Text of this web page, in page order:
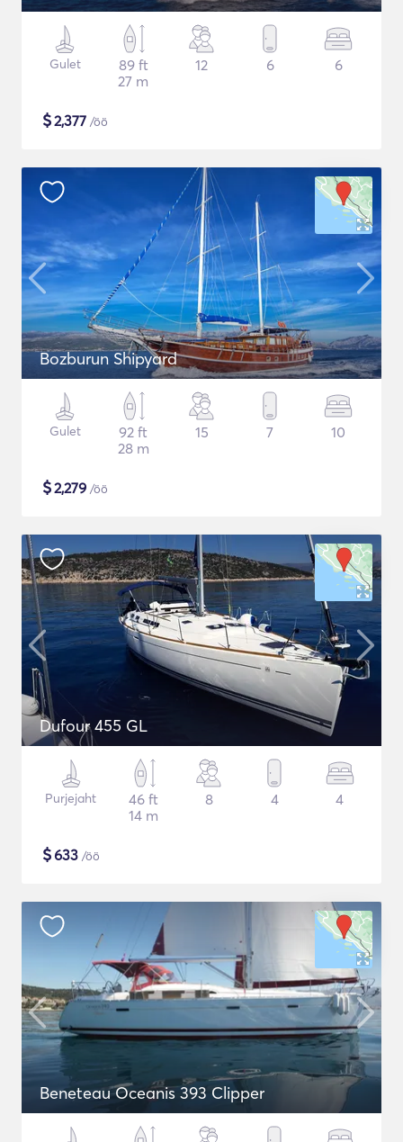
Gulet
89 ft
27 m
12 6 6
$2,377 /öö
Bozburun Shipyard
Gulet
92 ft
28 m
15 7 10
$2,279 /öö
Dufour 455 GL
Purjejaht
46 ft
14 m
8 4 4
$633 /öö
Beneteau Oceanis 393 Clipper